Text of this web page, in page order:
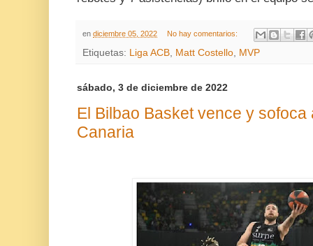
en diciembre 05, 2022 No hay comentarios:
Etiquetas: Liga ACB Matt Costello MVP
sábado, 3 de diciembre de 2022
El Bilbao Basket vence y
Canaria